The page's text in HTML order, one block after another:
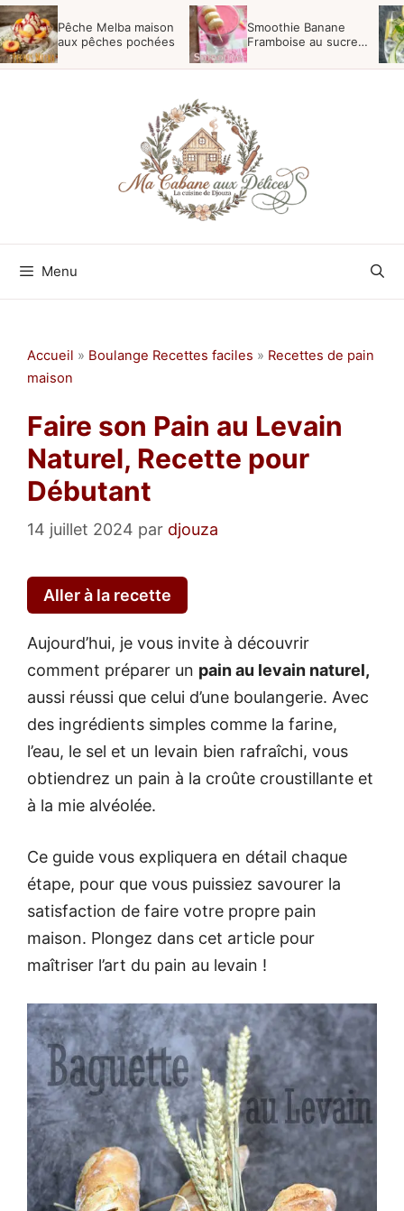
Aller
au
contenu
Pêche Melba maison
aux pêches pochées
Smoothie Banane
Framboise au sucre
Menu
Accueil » Boulange Recettes faciles » Recettes de pain
maison
Faire son Pain au Levain
Naturel, Recette pour
Débutant
14 juillet 2024 par djouza
Aller à la recette
Aujourd’hui, je vous invite à découvrir
comment préparer un pain au levain naturel,
aussi réussi que celui d’une boulangerie. Avec
des ingrédients simples comme la farine,
l’eau, le sel et un levain bien rafraîchi, vous
obtiendrez un pain à la croûte croustillante et
à la mie alvéolée.
Ce guide vous expliquera en détail chaque
étape, pour que vous puissiez savourer la
satisfaction de faire votre propre pain
maison. Plongez dans cet article pour
maîtriser l’art du pain au levain !